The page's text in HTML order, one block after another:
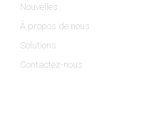
Nouvelles
À propos de nous
Solutions
Contactez-nous